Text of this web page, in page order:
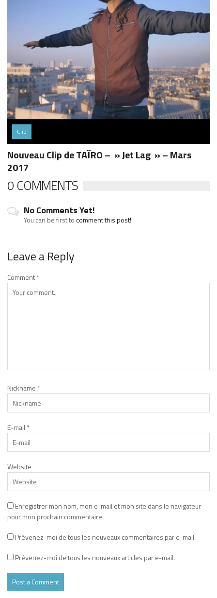
Clip
Nouveau Clip de TAÏRO – » Jet Lag » – Mars
2017
0 COMMENTS
No Comments Yet!
You can be first tocomment this post!
Leave a Reply
Comment*
Nickname *
E-mail *
Website
Enregistrer mon nom, mon e-mail et mon site dans le navigateur
pour mon prochain commentaire.
Prévenez-moi de tous les nouveaux commentaires par e-mail.
Prévenez-moi de tous les nouveaux articles par e-mail.